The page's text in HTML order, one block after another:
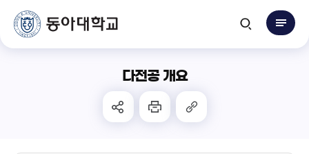
다전공 개요